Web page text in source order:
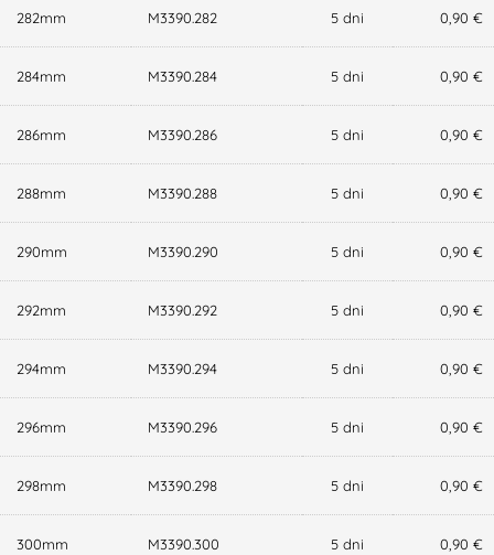
282mm M3390.282 5 dni 0,90 €
284mm M3390.284 5 dni 0,90 €
286mm M3390.286 5 dni 0,90 €
288mm M3390.288 5 dni 0,90 €
290mm M3390.290 5 dni 0,90 €
292mm M3390.292 5 dni 0,90 €
294mm M3390.294 5 dni 0,90 €
296mm M3390.296 5 dni 0,90 €
298mm M3390.298 5 dni 0,90 €
300mm M3390.300 5 dni 0,90 €